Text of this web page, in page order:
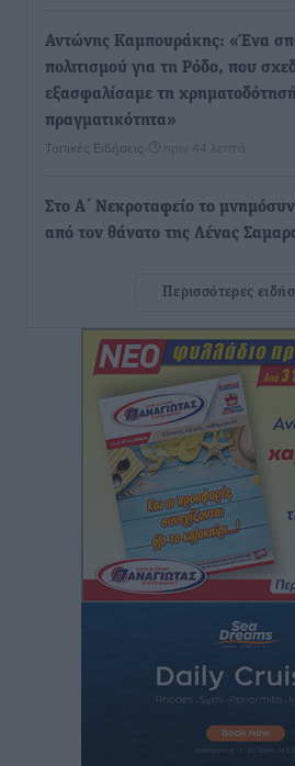
Αντώνης Καμπουράκης: «Ένα
πολιτισμού για τη Ρόδο, που
εξασφαλίσαμε τη
πραγματικότητα»
Τοπικές Ειδήσεις πριν 44 λεπτά
Στο Α΄ Νεκροταφείο το
από τον θάνατο της Λένας
βλέμμα στη ΔΕΘ και τις εκλογές
Ειδήσεις• πριν 1 ώρα
Γ. Χατζημάρκος από το Μέγαρο
τουρισμός μπορεί να γίνει ο
ελληνικής βιομηχανίας”
Τοπικές Ειδήσεις • πριν 2 ώρες
Έρευνα ΕΟΤ: Οι Ευρωπαίοι
Ελλάδα
Άκυρες οι εγκύκλιοι που δεν
Περισσότερες